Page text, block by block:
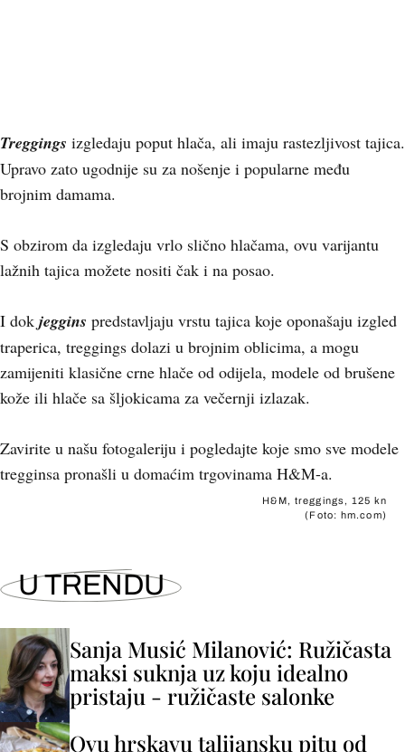
Treggings izgledaju poput hlača, ali imaju rastezljivost tajica.
Upravo zato ugodnije su za nošenje i popularne među
brojnim damama.
S obzirom da izgledaju vrlo slično hlačama, ovu varijantu
lažnih tajica možete nositi čak i na posao.
I dok jeggins predstavljaju vrstu tajica koje oponašaju izgled
traperica, treggings dolazi u brojnim oblicima, a mogu
zamijeniti klasične crne hlače od odijela, modele od brušene
kože ili hlače sa šljokicama za večernji izlazak.
Zavirite u našu fotogaleriju i pogledajte koje smo sve modele
tregginsa pronašli u domaćim trgovinama H&M-a.
H&M, treggings, 125 kn
(Foto: hm.com)
U TRENDU
Sanja Musić Milanović: Ružičasta
maksi suknja uz koju idealno
pristaju - ružičaste salonke
Ovu hrskavu talijansku pitu od